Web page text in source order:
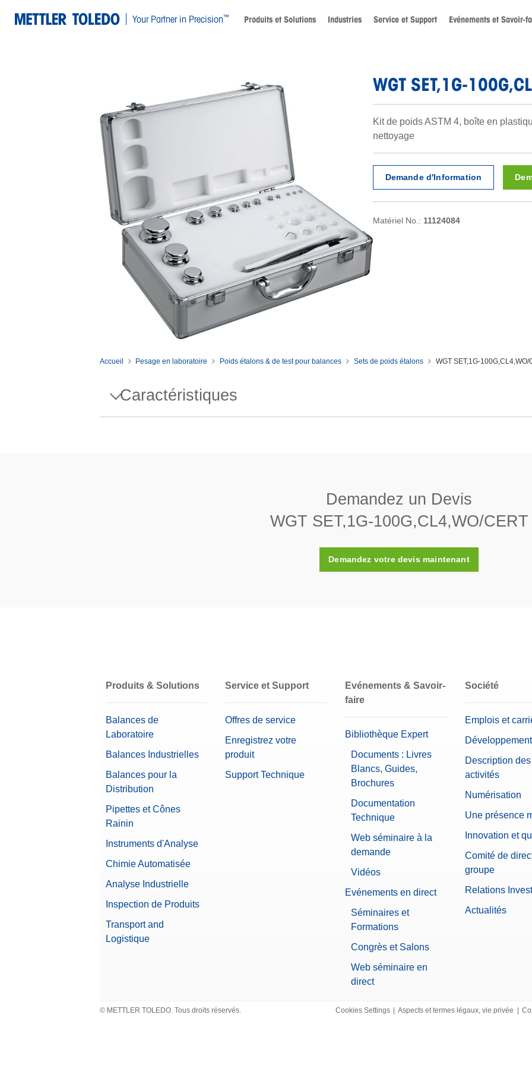
Your Partner in Precision™ Produits et Solutions Industries Service et Support Evénements et Savoir-
WGT SET,1G-
Kit de poids ASTM 4, boîte en
nettoyage
Demande d'Information
Matériel No.: 11124084
Accueil Pesage en laboratoire Poids étalons & de test pour balances Sets de poids étalons WGT SET,1G-100G,CL4,WO/
Caractéristiques
NON
Demandez un Devis
WGT SET,1G-100G,CL4,WO/CERT
Demandez votre devis maintenant
Produits & Solutions
Balances de
Laboratoire
Balances Industrielles
Balances pour la
Distribution
Pipettes et Cônes
Rainin
Instruments d'Analyse
Chimie Automatisée
Analyse Industrielle
Inspection de Produits
Transport and
Logistique
Service et Support
Offres de service
Enregistrez votre
produit
Support Technique
Evénements & Savoir-
faire
Bibliothèque Expert
Documents : Livres
Blancs, Guides,
Brochures
Documentation
Technique
Web séminaire à la
demande
Vidéos
Evénements en direct
Séminaires et
Formations
Congrès et Salons
Web séminaire en
direct
Société
Emplois et
Description des
activités
Numérisation
Une présence
Innovation et
Comité de
groupe
Relations
Actualités
© METTLER TOLEDO. Tous droits réservés. Cookies Settings Aspects et termes légaux, vie privée